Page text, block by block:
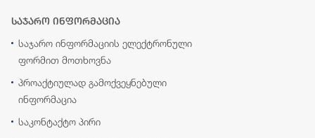
საჯარო ინფორმაცია
საჯარო ინფორმაციის ელექტრონული
ფორმით მოთხოვნა
პროაქტიულად გამოქვეყნებული
ინფორმაცია
საკონტაქტო პირი